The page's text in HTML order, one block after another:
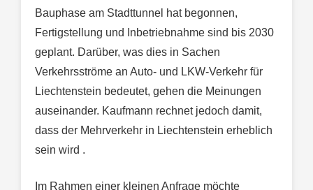
Bauphase am Stadttunnel hat begonnen,
Fertigstellung und Inbetriebnahme sind bis 2030
geplant. Darüber, was dies in Sachen
Verkehrsströme an Auto- und LKW-Verkehr für
Liechtenstein bedeutet, gehen die Meinungen
auseinander. Kaufmann rechnet jedoch damit,
dass der Mehrverkehr in Liechtenstein erheblich
sein wird .
Im Rahmen einer kleinen Anfrage möchte